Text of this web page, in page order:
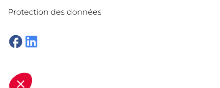
Protection des données